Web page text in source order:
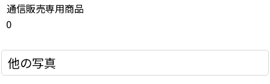
通信販売専用商品
0
他の写真